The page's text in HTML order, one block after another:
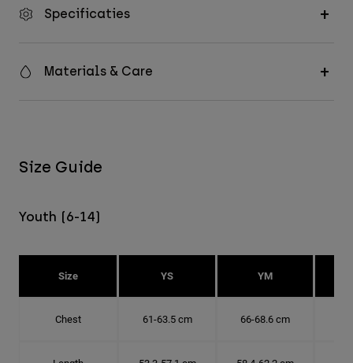
Specificaties
Materials & Care
Size Guide
Youth (6-14)
Size YS YM
Chest 61-63.5 cm 66-68.6 cm